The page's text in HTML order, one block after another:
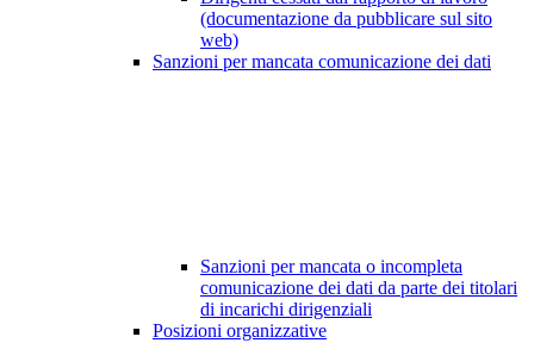
(documentazione da pubblicare sul sito
web)
Sanzioni per mancata comunicazione dei dati
Sanzioni per mancata o incompleta
comunicazione dei dati da parte dei titolari
di incarichi dirigenziali
Posizioni organizzative